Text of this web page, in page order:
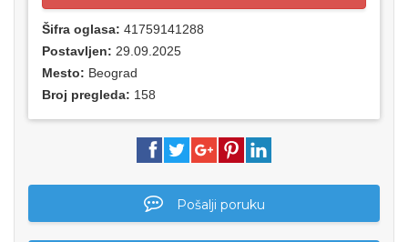
Šifra oglasa: 41759141288
Postavljen: 29.09.2025
Mesto: Beograd
Broj pregleda: 158
Pošalji poruku